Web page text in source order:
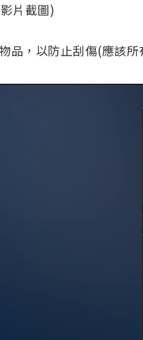
片截圖)
品，以防止刮傷(應該